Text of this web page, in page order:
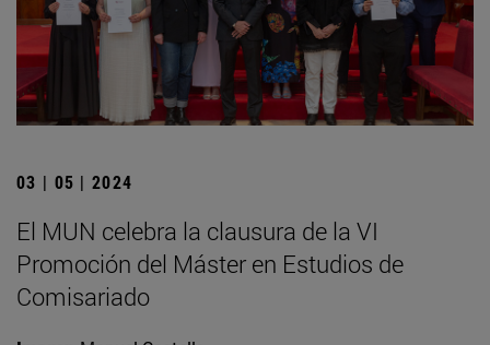
03 | 05 | 2024
El MUN celebra la clausura de la VI
Promoción del Máster en Estudios de
Comisariado